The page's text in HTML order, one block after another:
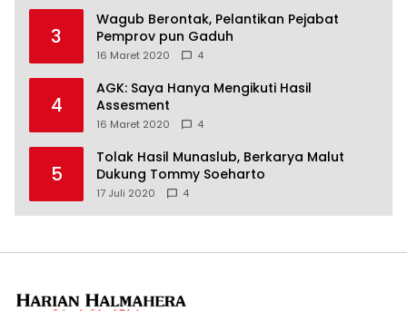
3
Wagub Berontak, Pelantikan Pejabat
Pemprov pun Gaduh
16 Maret 2020 4
4
AGK: Saya Hanya Mengikuti Hasil
Assesment
16 Maret 2020 4
5
Tolak Hasil Munaslub, Berkarya Malut
Dukung Tommy Soeharto
17 Juli 2020 4